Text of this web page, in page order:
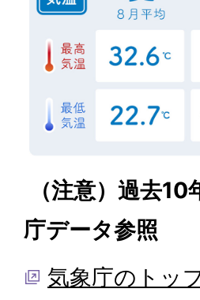
（注意）過去
庁データ参照
気象庁のトッ